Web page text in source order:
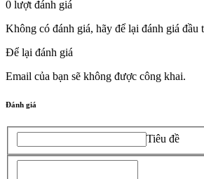
0 lượt đánh giá
Không có đánh giá, hãy để lại đánh giá đầu
Để lại đánh giá
Email của bạn sẽ không được công khai.
Đánh giá
Tiêu đề